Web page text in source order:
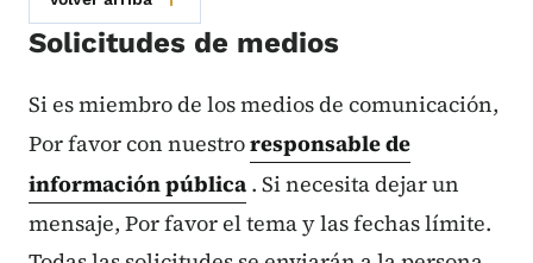
Solicitudes de medios
Si es miembro de los medios de comunicación,
Por favor con nuestroresponsable de
información pública . Si necesita dejar un
mensaje, Por favor el tema y las fechas límite.